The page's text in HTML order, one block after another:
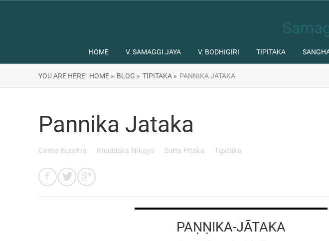
HOME V. SAMAGGI JAYA V. BODHIGIRI TIPITAKA
YOU ARE HERE: HOME » BLOG » TIPITAKA » PANNIKA JATAKA
Pannika Jataka
Cerita Buddhis Khuddaka Nikaya Sutta Pitaka Tipitaka
PAṆṆIKA-JĀTAKA